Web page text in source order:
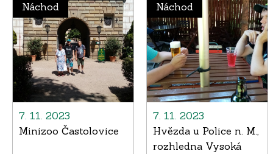
Náchod
7. 11. 2023
Minizoo Častolovice
Náchod
7. 11. 2023
Hvězda u Police n. M.,
rozhledna Vysoká